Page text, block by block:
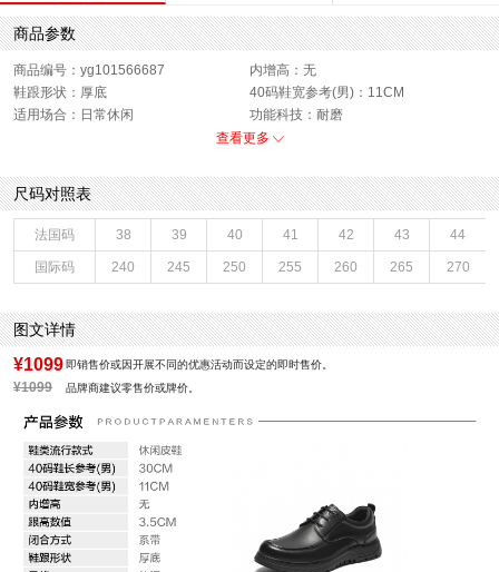
商品参数
商品编号：yg101566687
内增高：无
鞋跟形状：厚底
40码鞋宽参考(男)：11CM
适用场合：日常休闲
功能科技：耐磨
渠道划分：线下同步
鞋底材质：橡胶底
40码鞋长参考(男)：30CM
色系：黑色
鞋类流行款式：休闲皮鞋
流行元素：纯色
闭合方式：系带
款式季节：冬季
鞋垫材质：猪皮革
风格分类：休闲皮鞋
鞋头款式：圆头
制鞋工艺：胶贴皮鞋
跟高数值：3.5CM
内里：猪皮,纺织品
性别：男子
皮质特征：头层皮
里料材质：织物面料,猪皮革
所在区域：电子商务
查看更多
尺码对照表
法国码 38 39 40 41 42 43 44
国际码 240 245 250 255 260 265 270
图文详情
¥1099 即销售价或因开展不同的优惠活动而设定的即时售价。
¥1099 品牌商建议零售价或牌价。